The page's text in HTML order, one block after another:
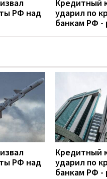
РФ над
Кредитный
ударил по
банкам РФ -
РФ над
Кредитный
ударил по
банкам РФ -